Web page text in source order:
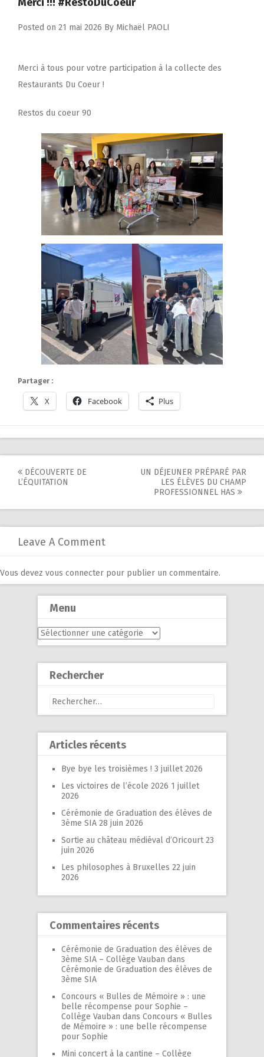
Posted on 21 mai 2026 By Michaël PAOLI
Merci à tous pour votre participation à la collecte des
Restaurants Du Coeur !
Restos du coeur 90
Partager :
X Facebook Plus
Post
DÉCOUVERTE DE
L’ÉQUITATION
UN DÉJEUNER PRÉPARÉ PAR
LES ÉLÈVES DU CHAMP
PROFESSIONNEL HAS
Leave A Comment
Vous devez vous connecter pour publier un commentaire.
Menu
Menu
Rechercher
Rechercher :
Articles récents
Bye bye les troisièmes ! 3 juillet 2026
Les victoires de l’école 2026 1 juillet
2026
Cérémonie de Graduation des élèves de
3ème SIA 28 juin 2026
Sortie au château médiéval d’Oricourt 23
juin 2026
Les philosophes à Bruxelles 22 juin
2026
Commentaires récents
Cérémonie de Graduation des élèves de
3ème SIA – Collège Vauban dans
Cérémonie de Graduation des élèves de
3ème SIA
Concours « Bulles de Mémoire » : une
belle récompense pour Sophie –
Collège Vauban dans Concours « Bulles
de Mémoire » : une belle récompense
pour Sophie
Mini concert à la cantine – Collège